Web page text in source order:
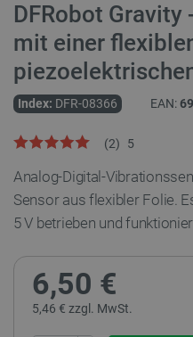
DFRobot
mit einer
Index: DFR-08366 EAN:
5
(2)
Analog-Digital-
Sensor aus flexibler Folie.
5 V betrieben und
6,50 €
5,46 € zzgl. MwSt.